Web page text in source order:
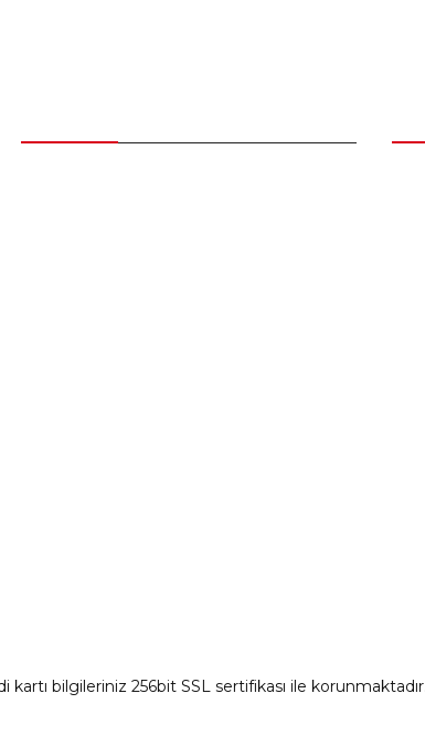
kartı bilgileriniz 256bit SSL sertifikası ile korunmaktadır.